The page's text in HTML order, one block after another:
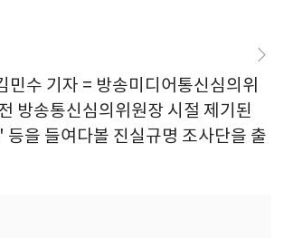
민수 기자 = 방송미디어통신심의위
방송통신심의위원장 시절 제기된
을 들여다볼 진실규명 조사단을 출